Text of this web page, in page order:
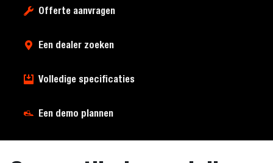
Offerte aanvragen
Een dealer zoeken
Volledige specificaties
Een demo plannen